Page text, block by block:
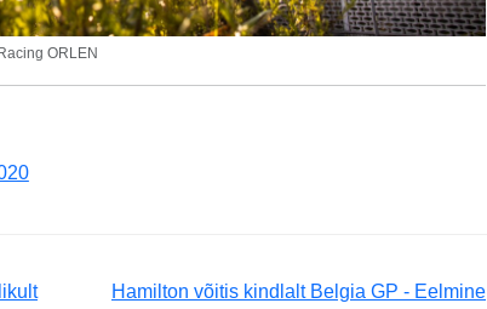
ORLEN
Hamilton võitis kindlalt Belgia GP - Eelmine